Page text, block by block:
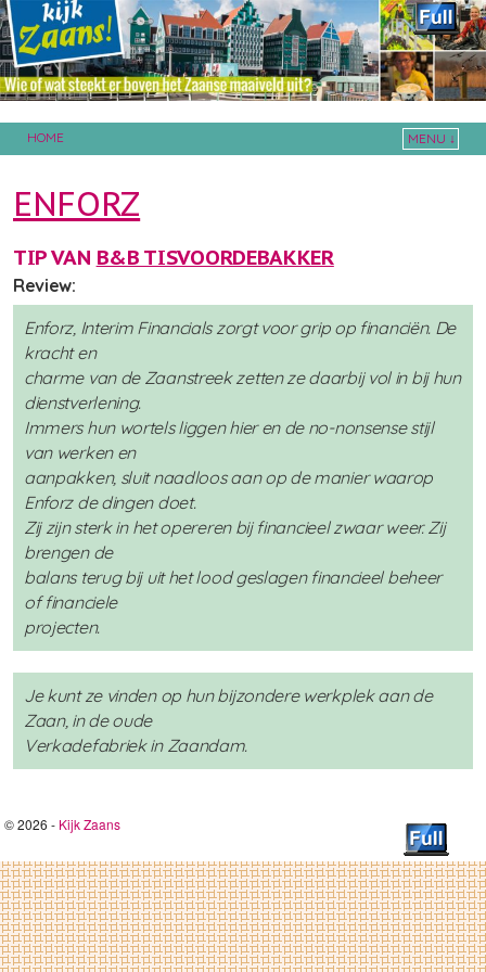
HOME
MENU ↓
ENFORZ
TIP VAN B&B TISVOORDEBAKKER
Review:
Enforz, Interim Financials zorgt voor grip op financiën. De
kracht en
charme van de Zaanstreek zetten ze daarbij vol in bij hun
dienstverlening.
Immers hun wortels liggen hier en de no-nonsense stijl
van werken en
aanpakken, sluit naadloos aan op de manier waarop
Enforz de dingen doet.
Zij zijn sterk in het opereren bij financieel zwaar weer. Zij
brengen de
balans terug bij uit het lood geslagen financieel beheer
of financiele
projecten.
Je kunt ze vinden op hun bijzondere werkplek aan de
Zaan, in de oude
Verkadefabriek in Zaandam.
© 2026 - Kijk Zaans